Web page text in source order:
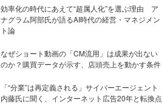
効率化の時代にあえて“超属人化”を選ぶ理由 ア
ナグラム阿部氏が語るAI時代の経営・マネジメン
ト論
なぜショート動画の「CM流用」は成果が出ない
のか？購買データが示す、店頭売上を動かす条件
「“分業”は再定義される」サイバーエージェント
内藤氏に聞く、インターネット広告20年と転換点